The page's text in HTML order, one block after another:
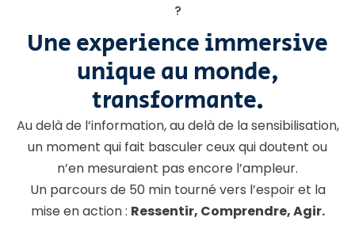
?
Une experience immersive
unique au monde,
transformante.
Au delà de l’information, au delà de la sensibilisation,
un moment qui fait basculer ceux qui doutent ou
n’en mesuraient pas encore l’ampleur.
Un parcours de 50 min tourné vers l’espoir et la
mise en action : Ressentir, Comprendre, Agir.